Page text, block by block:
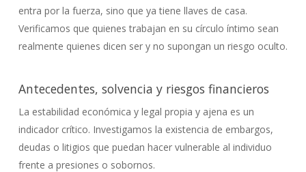
entra por la fuerza, sino que ya tiene llaves de casa.
Verificamos que quienes trabajan en su círculo íntimo sean
realmente quienes dicen ser y no supongan un riesgo oculto.
Antecedentes, solvencia y riesgos financieros
La estabilidad económica y legal propia y ajena es un
indicador crítico. Investigamos la existencia de embargos,
deudas o litigios que puedan hacer vulnerable al individuo
frente a presiones o sobornos.